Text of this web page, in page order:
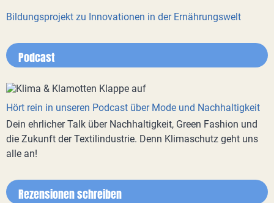
Bildungsprojekt zu Innovationen in der Ernährungswelt
Podcast
Hört rein in unseren Podcast über Mode und Nachhaltigkeit
Dein ehrlicher Talk über Nachhaltigkeit, Green Fashion und
die Zukunft der Textilindustrie. Denn Klimaschutz geht uns
alle an!
Rezensionen schreiben